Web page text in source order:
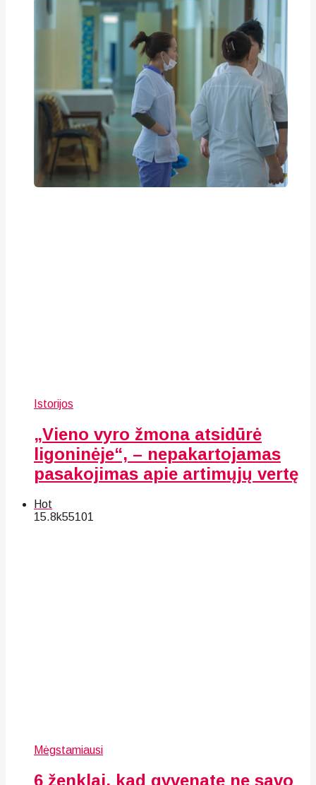
Istorijos
„Vieno vyro žmona atsidūrė
ligoninėje“, – nepakartojamas
pasakojimas apie artimųjų vertę
Hot
15.8k55101
Mėgstamiausi
6 ženklai, kad gyvenate ne savo